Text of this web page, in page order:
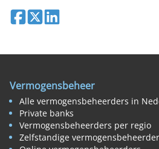
Deel op Facebook
Deel op XDeel op LinkedIn
Vermogensbeheer
Alle vermogensbeheerders in
Private banks
Vermogensbeheerders per regio
Zelfstandige